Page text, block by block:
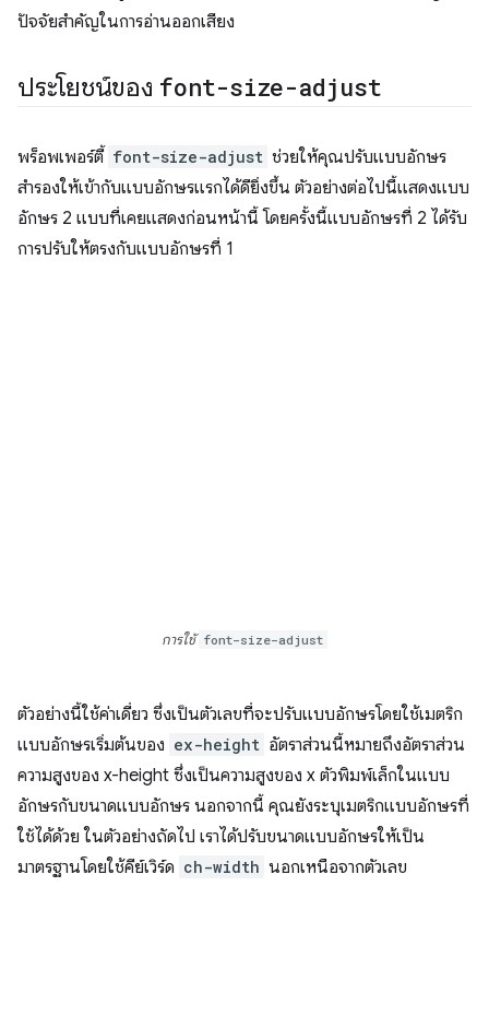
ปัจจัยสำคัญในการอ่านออกเสียง
ประโยชน์ของ font-size-adjust
พร็อพเพอร์ตี้ font-size-adjust ช่วยให้คุณปรับแบบอักษร
สำรองให้เข้ากับแบบอักษรแรกได้ดียิ่งขึ้น ตัวอย่างต่อไปนี้แสดงแบบ
อักษร 2 แบบที่เคยแสดงก่อนหน้านี้ โดยครั้งนี้แบบอักษรที่ 2 ได้รับ
การปรับให้ตรงกับแบบอักษรที่ 1
การใช้ font-size-adjust
ตัวอย่างนี้ใช้ค่าเดี่ยว ซึ่งเป็นตัวเลขที่จะปรับแบบอักษรโดยใช้เมตริก
แบบอักษรเริ่มต้นของ ex-height อัตราส่วนนี้หมายถึงอัตราส่วน
ความสูงของ x-height ซึ่งเป็นความสูงของ x ตัวพิมพ์เล็กในแบบ
อักษรกับขนาดแบบอักษร นอกจากนี้ คุณยังระบุเมตริกแบบอักษรที่
ใช้ได้ด้วย ในตัวอย่างถัดไป เราได้ปรับขนาดแบบอักษรให้เป็น
มาตรฐานโดยใช้คีย์เวิร์ด ch-width นอกเหนือจากตัวเลข